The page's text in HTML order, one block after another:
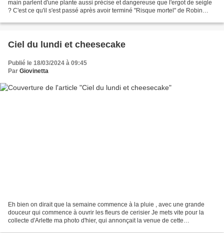
main parlent d'une plante aussi précise et dangereuse que l'ergot de seigle
? C'est ce qu'il s'est passé après avoir terminé "Risque mortel" de Robin
Ciel du lundi et cheesecake
Publié le 18/03/2024 à 09:45
Par Giovinetta
Eh bien on dirait que la semaine commence à la pluie , avec une grande
douceur qui commence à ouvrir les fleurs de cerisier Je mets vite pour la
collecte d'Arlette ma photo d'hier, qui annonçait la venue de cette